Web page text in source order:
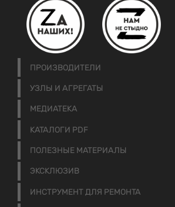
ПРОИЗВОДИТЕЛИ
УЗЛЫ И АГРЕГАТЫ
МЕДИАТЕКА
КАТАЛОГИ PDF
ПОЛЕЗНЫЕ МАТЕРИАЛЫ
ЭКСКЛЮЗИВ
ИНСТРУМЕНТ ДЛЯ РЕМОНТА